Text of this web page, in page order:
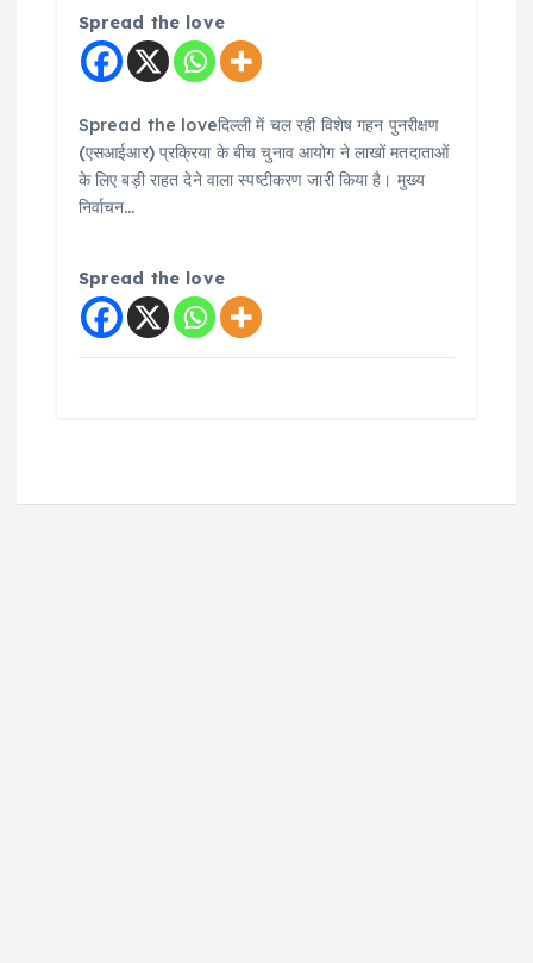
Spread the love
Spread the loveदिल्ली में चल रही विशेष गहन पुनरीक्षण
(एसआईआर) प्रक्रिया के बीच चुनाव आयोग ने लाखों मतदाताओं
के लिए बड़ी राहत देने वाला स्पष्टीकरण जारी किया है। मुख्य
निर्वाचन…
Spread the love